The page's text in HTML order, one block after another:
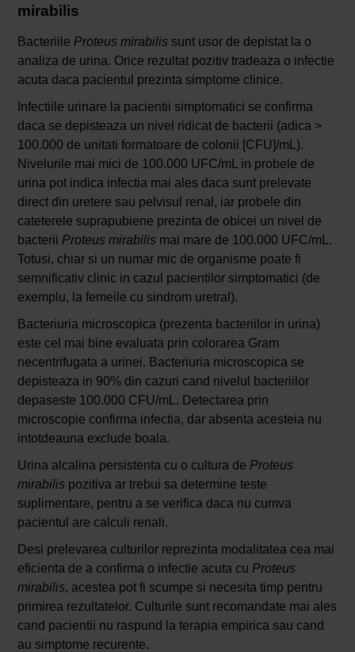
mirabilis
Bacteriile Proteus mirabilissunt usor de depistat la o
analiza de urina. Orice rezultat pozitiv tradeaza o infectie
acuta daca pacientul prezinta simptome clinice.
Infectiile urinare la pacientii simptomatici se confirma
daca se depisteaza un nivel ridicat de bacterii (adica >
100.000 de unitati formatoare de colonii [CFU]/mL).
Nivelurile mai mici de 100.000 UFC/mL in probele de
urina pot indica infectia mai ales daca sunt prelevate
direct din uretere sau pelvisul renal, iar probele din
cateterele suprapubiene prezinta de obicei un nivel de
bacterii Proteus mirabilismai mare de 100.000 UFC/mL.
Totusi, chiar si un numar mic de organisme poate fi
semnificativ clinic in cazul pacientilor simptomatici (de
exemplu, la femeile cu sindrom uretral).
Bacteriuria microscopica (prezenta bacteriilor in urina)
este cel mai bine evaluata prin colorarea Gram
necentrifugata a urinei. Bacteriuria microscopica se
depisteaza in 90% din cazuri cand nivelul bacteriilor
depaseste 100.000 CFU/mL. Detectarea prin
microscopie confirma infectia, dar absenta acesteia nu
intotdeauna exclude boala.
Urina alcalina persistenta cu o cultura de Proteus
mirabilispozitiva ar trebui sa determine teste
suplimentare, pentru a se verifica daca nu cumva
pacientul are calculi renali.
Desi prelevarea culturilor reprezinta modalitatea cea mai
eficienta de a confirma o infectie acuta cu Proteus
mirabilis, acestea pot fi scumpe si necesita timp pentru
primirea rezultatelor. Culturile sunt recomandate mai ales
cand pacientii nu raspund la terapia empirica sau cand
au simptome recurente.